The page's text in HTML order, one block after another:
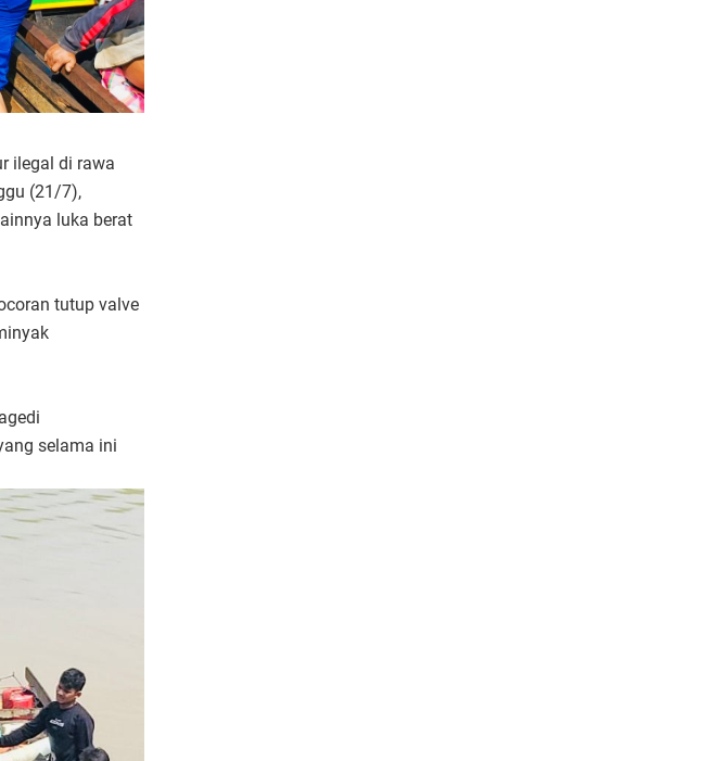
ilegal di rawa
(21/7),
luka berat
tutup valve
selama ini